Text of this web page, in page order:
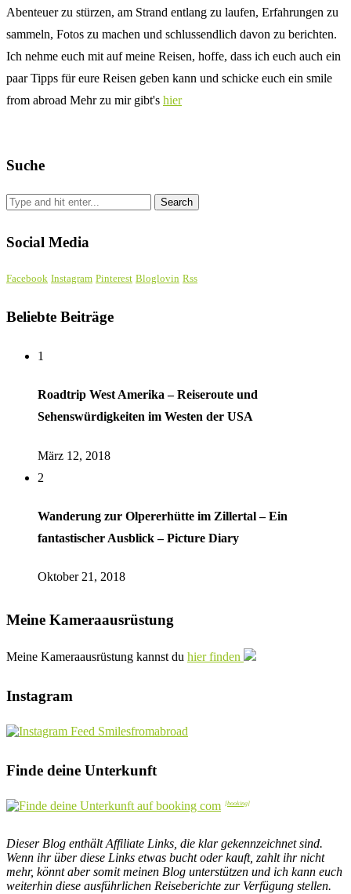
Abenteuer zu stürzen, am Strand entlang zu laufen, Erfahrungen zu
sammeln, Fotos zu machen und schlussendlich davon zu berichten.
Ich nehme euch mit auf meine Reisen, hoffe, dass ich euch auch ein
paar Tipps für eure Reisen geben kann und schicke euch ein smile
from abroad Mehr zu mir gibt's hier
Suche
Social Media
Facebook Instagram Pinterest Bloglovin Rss
Beliebte Beiträge
1
Roadtrip West Amerika – Reiseroute und
Sehenswürdigkeiten im Westen der USA
März 12, 2018
2
Wanderung zur Olpererhütte im Zillertal – Ein
fantastischer Ausblick – Picture Diary
Oktober 21, 2018
Meine Kameraausrüstung
Meine Kameraausrüstung kannst du hier finden
Instagram
Finde deine Unterkunft
Dieser Blog enthält Affiliate Links, die klar gekennzeichnet sind.
Wenn ihr über diese Links etwas bucht oder kauft, zahlt ihr nicht
mehr, könnt aber somit meinen Blog unterstützen und ich kann euch
weiterhin diese ausführlichen Reiseberichte zur Verfügung stellen.